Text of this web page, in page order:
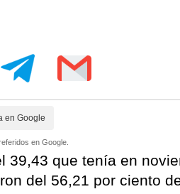
en Google
en Google.
39,43 que tenía en
del 56,21 por ciento